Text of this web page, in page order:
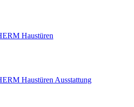
Haustüren
Haustüren Ausstattung